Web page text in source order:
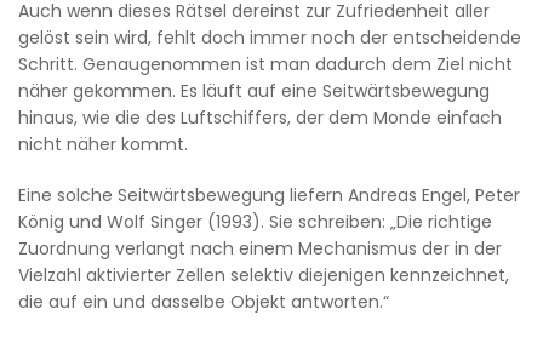
Auch wenn dieses Rätsel dereinst zur Zufriedenheit aller
gelöst sein wird, fehlt doch immer noch der entscheidende
Schritt. Genaugenommen ist man dadurch dem Ziel nicht
näher gekommen. Es läuft auf eine Seitwärtsbewegung
hinaus, wie die des Luftschiffers, der dem Monde einfach
nicht näher kommt.
Eine solche Seitwärtsbewegung liefern Andreas Engel, Peter
König und Wolf Singer (1993). Sie schreiben: „Die richtige
Zuordnung verlangt nach einem Mechanismus der in der
Vielzahl aktivierter Zellen selektiv diejenigen kennzeichnet,
die auf ein und dasselbe Objekt antworten.“